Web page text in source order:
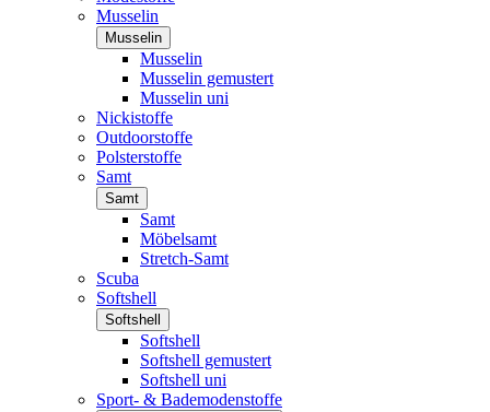
Musselin
Musselin
Musselin
Musselin gemustert
Musselin uni
Nickistoffe
Outdoorstoffe
Polsterstoffe
Samt
Samt
Samt
Möbelsamt
Stretch-Samt
Scuba
Softshell
Softshell
Softshell
Softshell gemustert
Softshell uni
Sport- & Bademodenstoffe